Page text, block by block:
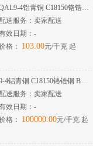
QAL9-4铝青铜 C18150铬锆铜棒铜管铜板
配送服务： 卖家配送
效日期： -
格： 103.00元/千克 起
9-4铝青铜 C18150铬锆铜 BFE10-1-1镍白铜
配送服务： 卖家配送
效日期： -
格： 100000.00元/千克 起